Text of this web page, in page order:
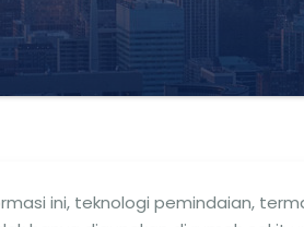
ini, teknologi pemindaian,